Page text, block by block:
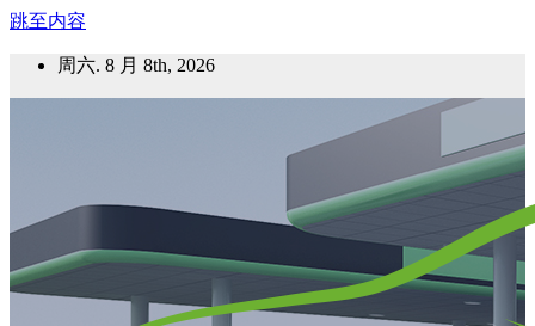
跳至内容
周六. 8 月 8th, 2026